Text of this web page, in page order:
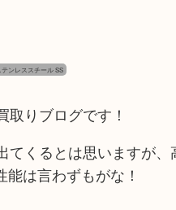
テンレススチール SS
りブログです！
くるとは思いますが
は言わずもがな！